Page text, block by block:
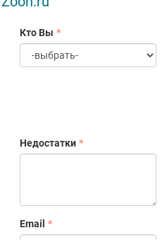
Кто Вы
Недостатки
Email